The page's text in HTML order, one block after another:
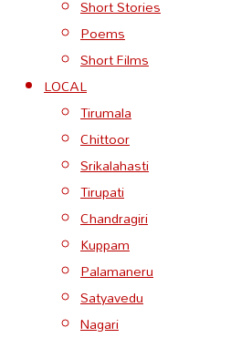
Short Stories
Poems
Short Films
LOCAL
Tirumala
Chittoor
Srikalahasti
Tirupati
Chandragiri
Kuppam
Palamaneru
Satyavedu
Nagari